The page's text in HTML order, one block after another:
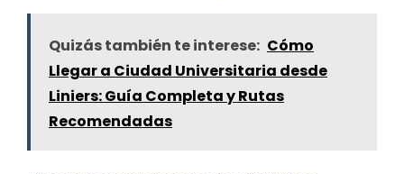
Quizás también te interese: Cómo
Llegar a Ciudad Universitaria desde
Liniers: Guía Completa y Rutas
Recomendadas